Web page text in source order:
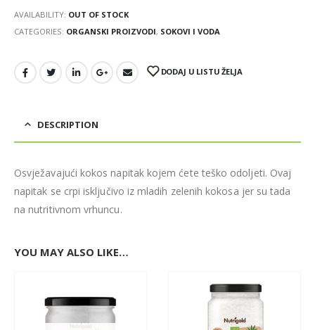
AVAILABILITY: OUT OF STOCK
CATEGORIES: ORGANSKI PROIZVODI, SOKOVI I VODA
DODAJ U LISTU ŽELJA
DESCRIPTION
Osvježavajući kokos napitak kojem ćete teško odoljeti. Ovaj
napitak se crpi isključivo iz mladih zelenih kokosa jer su tada
na nutritivnom vrhuncu.
YOU MAY ALSO LIKE…